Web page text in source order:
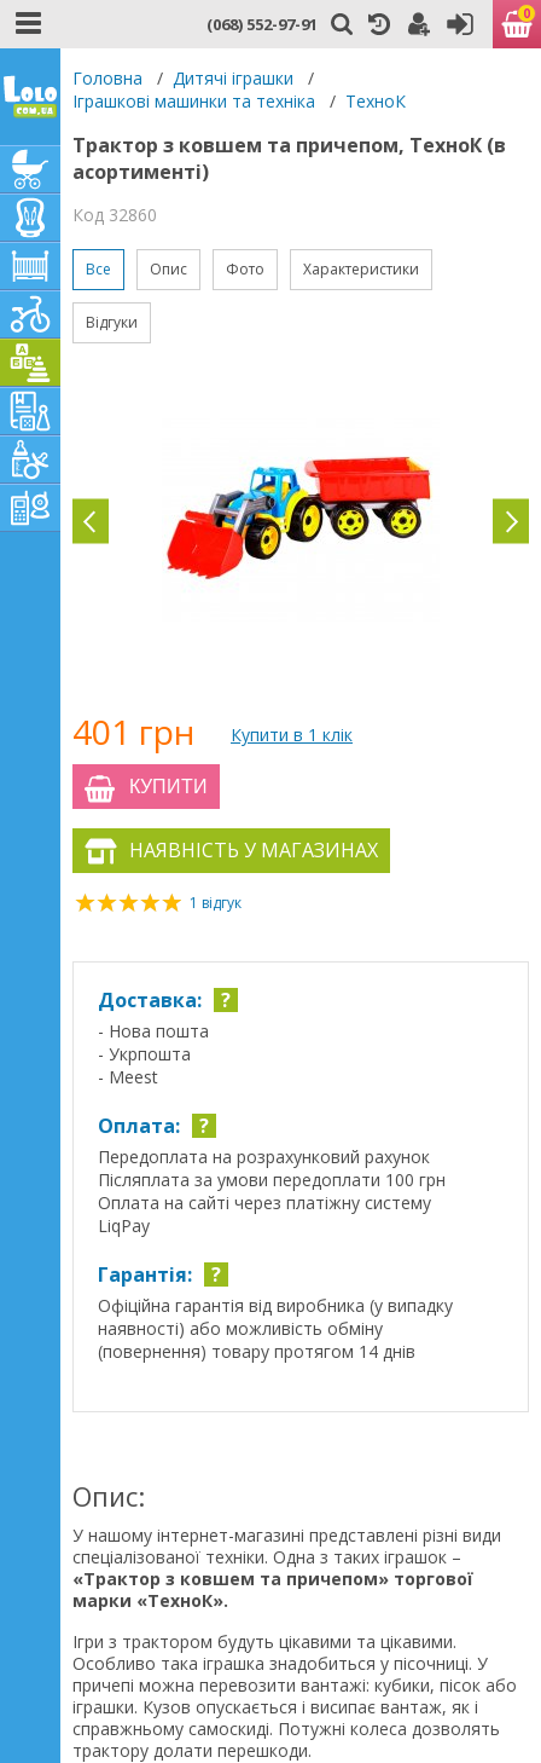
(068) 552-97-91 0
Головна / Дитячі іграшки
/
Іграшкові машинки та техніка
/ ТехноК
Трактор з ковшем та причепом, ТехноК (в
асортименті)
Код 32860
Все Опис Фото Характеристики
Відгуки
401 грн Купити в 1 клік
КУПИТИ
НАЯВНІСТЬ У МАГАЗИНАХ
1 відгук
Доставка: ?
- Нова пошта
- Укрпошта
- Meest
Оплата: ?
Передоплата на розрахунковий рахунок
Післяплата за умови передоплати 100 грн
Оплата на сайті через платіжну систему
LiqPay
Гарантія: ?
Офіційна гарантія від виробника (у випадку
наявності) або можливість обміну
(повернення) товару протягом 14 днів
Опис:
У нашому інтернет-магазині представлені різні види
спеціалізованої техніки. Одна з таких іграшок –
«Трактор з ковшем та причепом» торгової
марки «ТехноК».
Ігри з трактором будуть цікавими та цікавими.
Особливо така іграшка знадобиться у пісочниці. У
причепі можна перевозити вантажі: кубики, пісок або
іграшки. Кузов опускається і висипає вантаж, як і
справжньому самоскиді. Потужні колеса дозволять
трактору долати перешкоди.